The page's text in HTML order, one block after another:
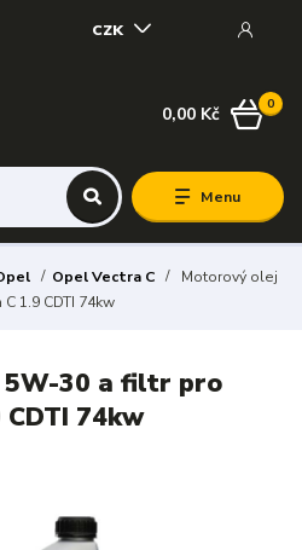
Menu
CZK
0
0,00 Kč
Opel Vectra C
Motorový olej
1.9 CDTI 74kw
5W-30 a filtr pro
74kw